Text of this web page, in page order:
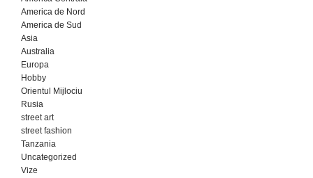
America de Nord
America de Sud
Asia
Australia
Europa
Hobby
Orientul Mijlociu
Rusia
street art
street fashion
Tanzania
Uncategorized
Vize